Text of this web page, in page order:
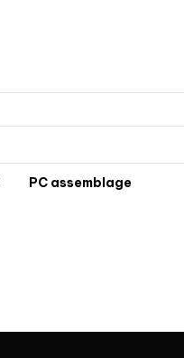
PC assemblage